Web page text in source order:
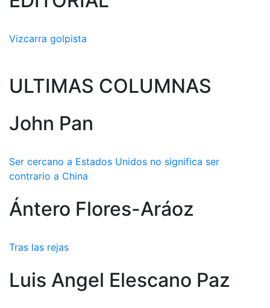
Vizcarra golpista
ULTIMAS COLUMNAS
John Pan
Ser cercano a Estados Unidos no significa ser
contrario a China
Ántero Flores-Aráoz
Tras las rejas
Luis Angel Elescano Paz